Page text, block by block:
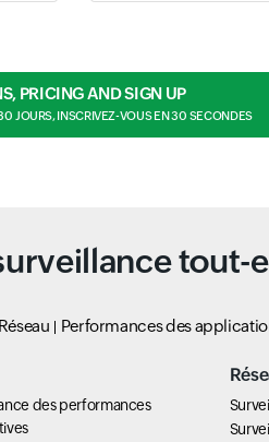
PRICING AND SIGN UP
JOURS, INSCRIVEZ-VOUS EN 30 SECONDES
tout-
Réseau Performances des
des performances